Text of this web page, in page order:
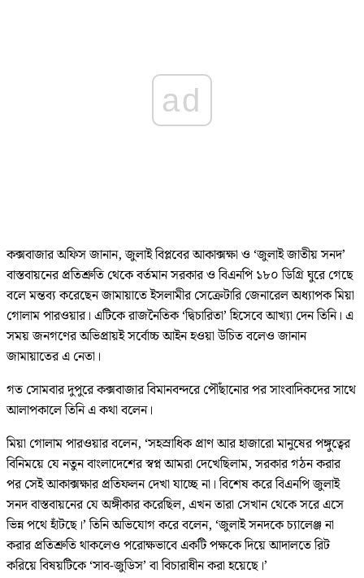
ad
কক্সবাজার অফিস জানান, জুলাই বিপ্লবের আকাক্সক্ষা ও ‘জুলাই জাতীয় সনদ’
বাস্তবায়নের প্রতিশ্রুতি থেকে বর্তমান সরকার ও বিএনপি ১৮০ ডিগ্রি ঘুরে গেছে
বলে মন্তব্য করেছেন জামায়াতে ইসলামীর সেক্রেটারি জেনারেল অধ্যাপক মিয়া
গোলাম পারওয়ার। এটিকে রাজনৈতিক ‘দ্বিচারিতা’ হিসেবে আখ্যা দেন তিনি। এ
সময় জনগণের অভিপ্রায়ই সর্বোচ্চ আইন হওয়া উচিত বলেও জানান
জামায়াতের এ নেতা।
গত সোমবার দুপুরে কক্সবাজার বিমানবন্দরে পৌঁছানোর পর সাংবাদিকদের সাথে
আলাপকালে তিনি এ কথা বলেন।
মিয়া গোলাম পারওয়ার বলেন, ‘সহস্রাধিক প্রাণ আর হাজারো মানুষের পঙ্গুত্বের
বিনিময়ে যে নতুন বাংলাদেশের স্বপ্ন আমরা দেখেছিলাম, সরকার গঠন করার
পর সেই আকাক্সক্ষার প্রতিফলন দেখা যাচ্ছে না। বিশেষ করে বিএনপি জুলাই
সনদ বাস্তবায়নের যে অঙ্গীকার করেছিল, এখন তারা সেখান থেকে সরে এসে
ভিন্ন পথে হাঁটছে।’ তিনি অভিযোগ করে বলেন, ‘জুলাই সনদকে চ্যালেঞ্জ না
করার প্রতিশ্রুতি থাকলেও পরোক্ষভাবে একটি পক্ষকে দিয়ে আদালতে রিট
করিয়ে বিষয়টিকে ‘সাব-জুডিস’ বা বিচারাধীন করা হয়েছে।’